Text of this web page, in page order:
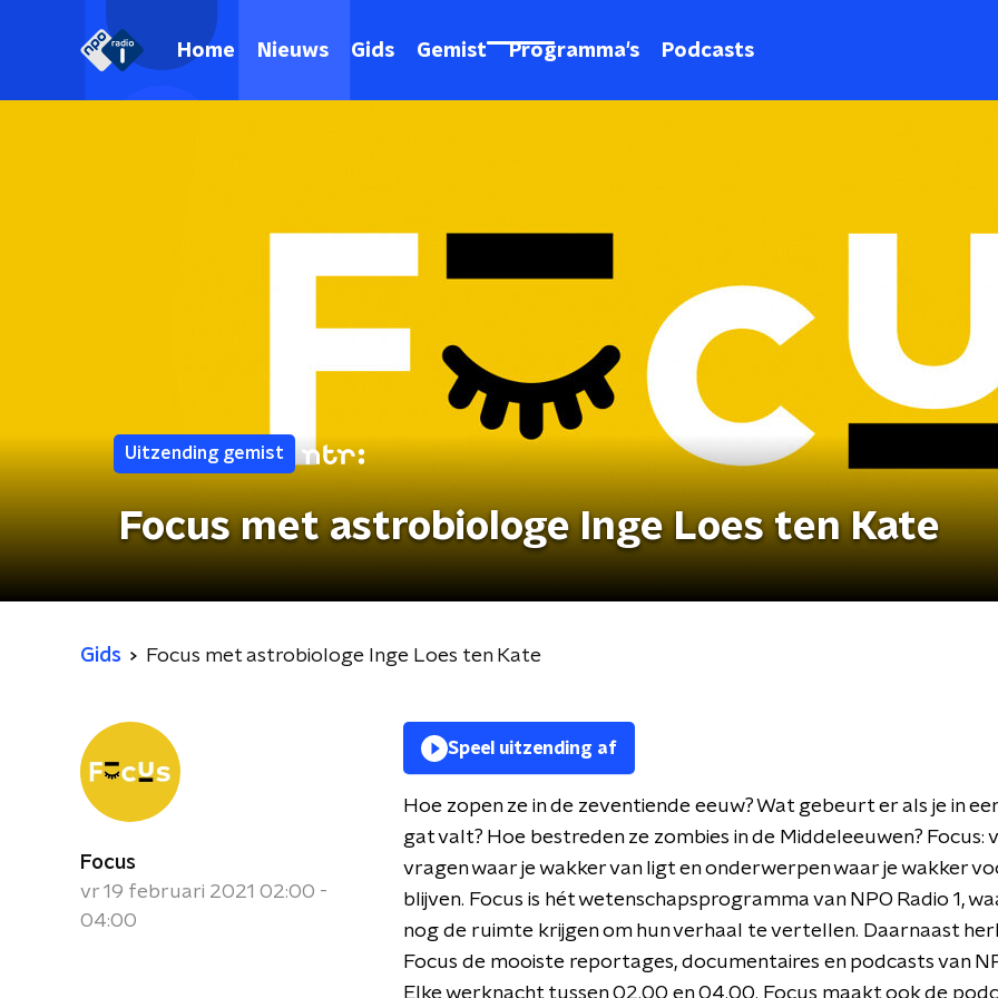
Home Nieuws Gids Gemist Programma's Podcasts
Uitzending gemist
Focus met astrobiologe Inge Loes ten Kate
Gids Focus met astrobiologe Inge Loes ten Kate
Focus
vr 19 februari 2021 02:00 -
04:00
Speel uitzending af
Hoe zopen ze in de zeventiende eeuw? Wat gebeurt er als je in
gat valt? Hoe bestreden ze zombies in de Middeleeuwen? Focus:
vragen waar je wakker van ligt en onderwerpen waar je wakker
blijven. Focus is hét wetenschapsprogramma van NPO Radio 1,
nog de ruimte krijgen om hun verhaal te vertellen. Daarnaast
Focus de mooiste reportages, documentaires en podcasts van
Elke werknacht tussen 02.00 en 04.00. Focus maakt ook de